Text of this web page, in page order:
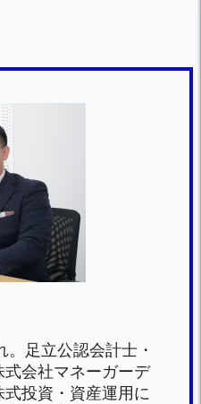
足立公認会計士・
会社マネーガーデ
式投資・資産運用に